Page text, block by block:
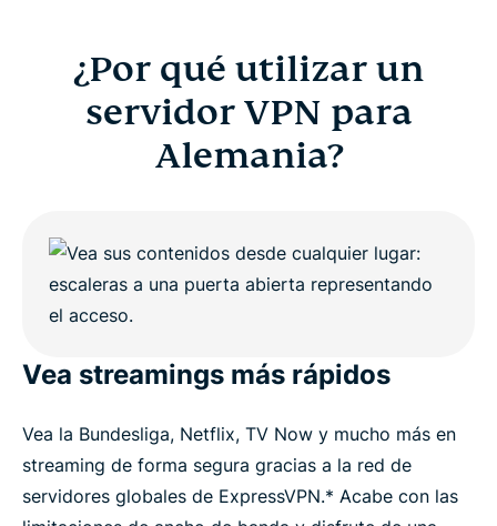
¿Por qué utilizar un
servidor VPN para
Alemania?
Vea streamings más rápidos
Vea la Bundesliga, Netflix, TV Now y mucho más en
streaming de forma segura gracias a la red de
servidores globales de ExpressVPN.* Acabe con las